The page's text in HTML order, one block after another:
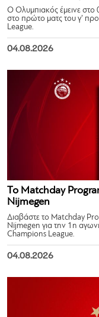
Ο Ολυμπιακός έμεινε στο
στο πρώτο ματς του γ’
League.
04.08.2026
Το Matchday
Nijmegen
Διαβάστε το Matchday
Nijmegen για την 1η
Champions League.
04.08.2026